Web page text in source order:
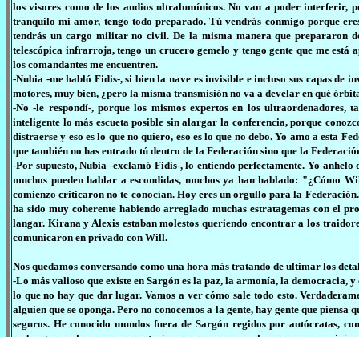
los visores como de los audios ultralumínicos. No van a poder interferir,
tranquilo mi amor, tengo todo preparado. Tú vendrás conmigo porque
tendrás un cargo militar no civil. De la misma manera que prepararon
telescópica infrarroja, tengo un crucero gemelo y tengo gente que me
los comandantes me encuentren.
-Nubia -me habló Fidis-, si bien la nave es invisible e incluso sus capas
motores, muy bien, ¿pero la misma transmisión no va a develar en qué
-No -le respondí-, porque los mismos expertos en los
inteligente lo más escueta posible sin alargar la conferencia, porque
distraerse y eso es lo que no quiero, eso es lo que no debo. Yo amo a esta
que también no has entrado tú dentro de la Federación sino que la
-Por supuesto, Nubia -exclamó Fidis-, lo entiendo perfectamente. Yo
muchos pueden hablar a escondidas, muchos ya han hablado: "¿Cómo
comienzo criticaron no te conocían. Hoy eres un orgullo para la
ha sido muy coherente habiendo arreglado muchas estratagemas con el
langar. Kirana y Alexis estaban molestos queriendo encontrar a los
comunicaron en privado con Will.
Nos quedamos conversando como una hora más tratando de ultimar los
-Lo más valioso que existe en Sargón es la paz, la armonía, la democracia,
lo que no hay que dar lugar. Vamos a ver cómo sale todo esto.
alguien que se oponga. Pero no conocemos a la gente, hay gente que
seguros. He conocido mundos fuera de Sargón regidos por autócratas,